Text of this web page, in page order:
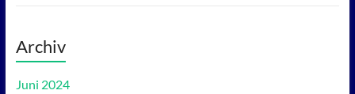
Archiv
Juni 2024